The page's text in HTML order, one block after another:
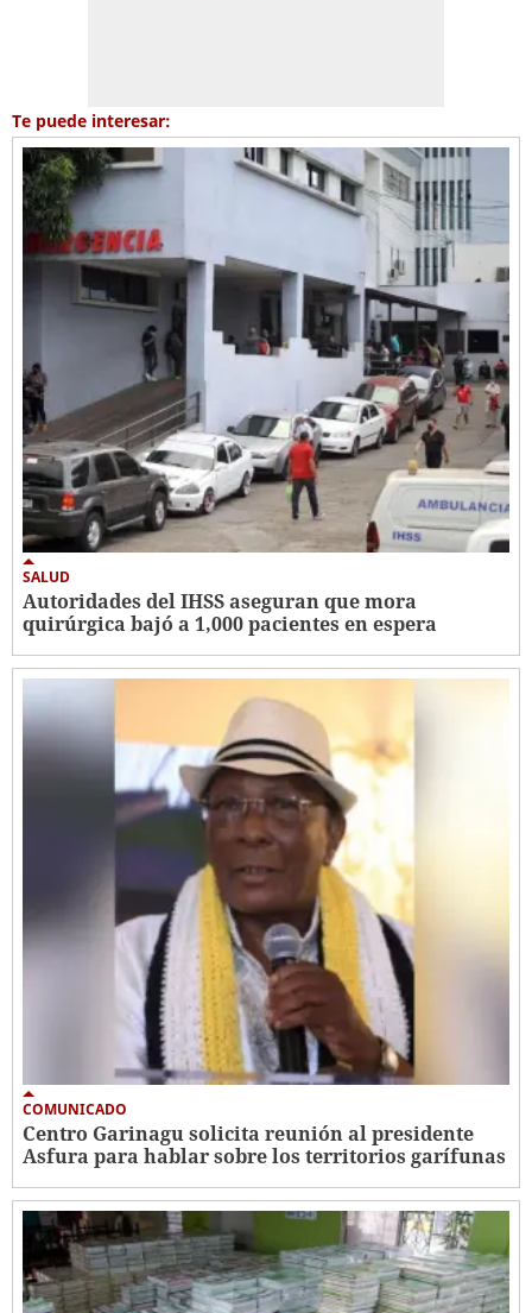
Te puede interesar:
SALUD
Autoridades del IHSS aseguran que mora
quirúrgica bajó a 1,000 pacientes en espera
COMUNICADO
Centro Garinagu solicita reunión al presidente
Asfura para hablar sobre los territorios garífunas